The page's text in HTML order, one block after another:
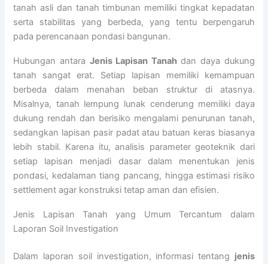
tanah asli dan tanah timbunan memiliki tingkat kepadatan
serta stabilitas yang berbeda, yang tentu berpengaruh
pada perencanaan pondasi bangunan.
Hubungan antara Jenis Lapisan Tanahdan daya dukung
tanah sangat erat. Setiap lapisan memiliki kemampuan
berbeda dalam menahan beban struktur di atasnya.
Misalnya, tanah lempung lunak cenderung memiliki daya
dukung rendah dan berisiko mengalami penurunan tanah,
sedangkan lapisan pasir padat atau batuan keras biasanya
lebih stabil. Karena itu, analisis parameter geoteknik dari
setiap lapisan menjadi dasar dalam menentukan jenis
pondasi, kedalaman tiang pancang, hingga estimasi risiko
settlement agar konstruksi tetap aman dan efisien.
Jenis Lapisan Tanah yang Umum Tercantum dalam
Laporan Soil Investigation
Dalam laporan soil investigation, informasi tentang jenis